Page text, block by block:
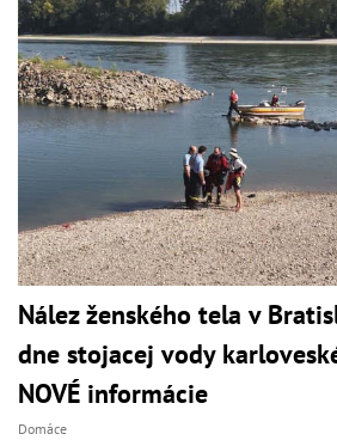
Nález ženského tela v
dne stojacej vody
NOVÉ informácie
Domáce